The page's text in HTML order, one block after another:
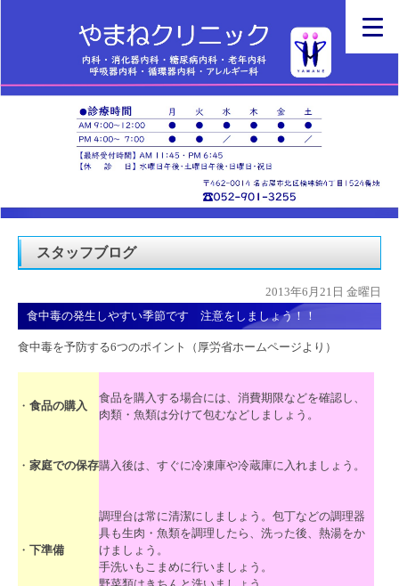
スタッフブログ
2013年6月21日 金曜日
食中毒の発生しやすい季節です 注意をしましょう！！
食中毒を予防する6つのポイント（厚労省ホームページより）
・ 食品の購入
食品を購入する場合には、消費期限などを確認し、
肉類・魚類は分けて包むなどしましょう。
・ 家庭での保存購入後は、すぐに冷凍庫や冷蔵庫に入れましょう。
・ 下準備
調理台は常に清潔にしましょう。包丁などの調理器
具も生肉・魚類を調理したら、洗った後、熱湯をか
けましょう。
手洗いもこまめに行いましょう。